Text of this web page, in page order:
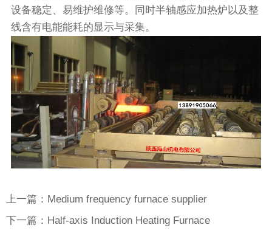
设备稳定、易维护维修等。同时半轴感应加热炉以及整
线含有电能能耗的显示与采集。
上一篇：Medium frequency furnace supplier
下一篇：Half-axis Induction Heating Furnace